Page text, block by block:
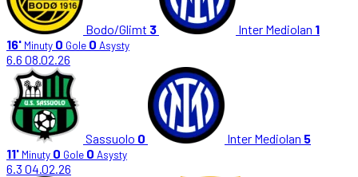
Bodo/Glimt 3 Inter Mediolan 1
16' Minuty 0 Gole 0 Asysty
6.6 08.02.26
Sassuolo 0 Inter Mediolan 5
11' Minuty 0 Gole 0 Asysty
6.3 04.02.26